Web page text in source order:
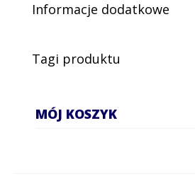
Informacje dodatkowe
Tagi produktu
MÓJ KOSZYK